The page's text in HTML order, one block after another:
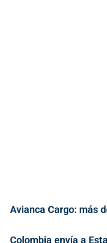
Avianca Cargo: más
Colombia envía a